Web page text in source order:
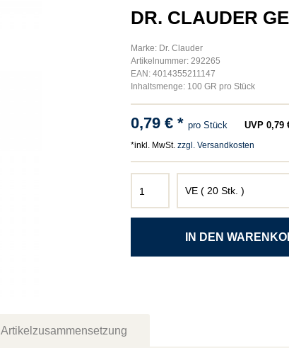
DR. CLAUDER
Marke: Dr. Clauder
Artikelnummer: 292265
EAN: 4014355211147
Inhaltsmenge: 100 GR pro Stück
0,79 € * pro Stück UVP 0,79
*inkl. MwSt. zzgl. Versandkosten
Artikelzusammensetzung